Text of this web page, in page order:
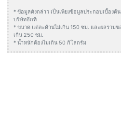
* ข้อมูลดังกล่าว เป็นเพียงข้อมูลประกอบเบื้องต้
บริษัทอีกที
* ขนาด แต่ละด้านไม่เกิน 150 ซม. และผลรวมข
เกิน 250 ซม.
* น้ำหนักต้องไมเกิน 50 กิโลกรัม